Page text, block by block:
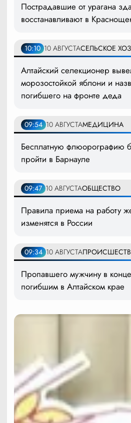
Пострадавшие от урагана
восстанавливают в
10:10 10 АВГУСТАСЕЛЬСКОЕ
Алтайский селекционер
морозостойкой яблони и
погибшего на фронте деда
09:54 10 АВГУСТАМЕДИЦИНА
Бесплатную флюорографию
пройти в Барнауле
09:47 10 АВГУСТАОБЩЕСТВО
Правила приема на работу
изменятся в России
09:34 10 АВГУСТА
Пропавшего мужчину в
погибшим в Алтайском крае